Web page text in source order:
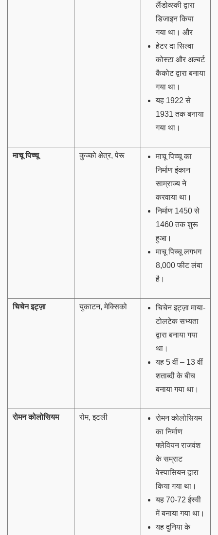
लैंडोव्स्की द्वारा
डिजाइन किया
गया था। और
हेटर दा सिल्वा
कोस्टा और अल्बर्ट
कैकोट द्वारा बनाया
गया था।
यह 1922 से
1931 तक बनाया
गया था।
माचू पिच्चू कुज्को क्षेत्र, पेरू
माचू पिच्चू का
निर्माण इंकान
साम्राज्य ने
करवाया था।
निर्माण 1450 से
1460 तक शुरू
हुआ।
माचू पिच्चू लगभग
8,000 फीट लंबा
है।
चिचेन इट्ज़ा युकाटन, मेक्सिको
चिचेन इट्ज़ा माया-
टोलटेक सभ्यता
द्वारा बनाया गया
था।
यह 5 वीं – 13 वीं
शताब्दी के बीच
बनाया गया था।
रोमन कोलोसियम रोम, इटली
रोमन कोलोसियम
का निर्माण
फ्लेवियन राजवंश
के सम्राट
वेस्पासियन द्वारा
किया गया था।
यह 70-72 ईस्वी
में बनाया गया था।
यह दुनिया के